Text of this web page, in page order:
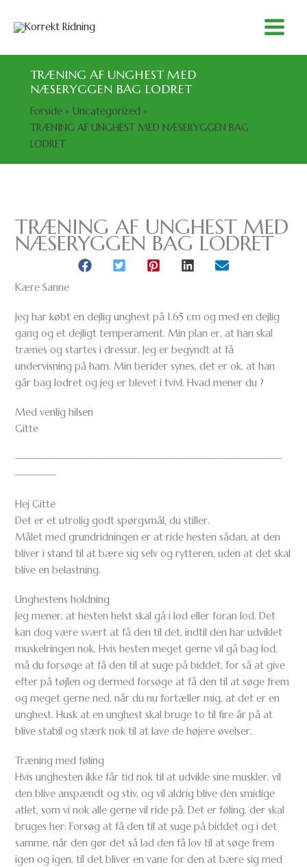
TRÆNING AF UNGHEST MED
NÆSERYGGEN BAG LODRET
Forside
Uncategorized
TRÆNING AF UNGHEST MED NÆSERYGGEN BAG
LODRET
TRÆNING AF UNGHEST MED
NÆSERYGGEN BAG LODRET
Kære Sanne
Jeg har købt en dejlig unghest på 1.65 cm og med en dejlig
gang og et dejligt temperament. Min plan er, at han skal
trænes og startes i dressur. Jeg er begyndt at få
undervisning på ham. Min berider synes, det er ok, at han
går bag lodret og jeg er blevet i tvivl. Hvad mener du ?
Med venlig hilsen
Gitte
——————————————————————————
————
Hej Gitte
Det er et utrolig godt spørgsmål, du stiller.
Målet med grundridningen er at ride hesten sådan, at den
bliver i stand til at bære sig selv og rytteren, uden at det skal
blive en belastning.
Unghestens holdning
Jeg mener, at hesten helst skal gå i lod eller foran lod. Det
kan dog være svært at få den til det, indtil den har udviklet
muskelringen nok. Hvis hesten meget gerne vil gå bag lod,
må du forsøge at få den til at suge på biddet, for så at give
efter på tøjlen og dermed forsøge at få den til at søge frem
og meget gerne ned, når du nu fortæller mig, at det er en
unghest. Husk at en unghest skal bruge to til fire år på at
blive stabil og stærk nok til at lave de højere øvelser.
Træning med føling
Hvis unghesten ikke får tid nok til at udvikle sine muskler, vil
den blive anspændt og stiv, og vil aldrig blive den smidige
atlet, som vi nok alle gerne vil ride på. Det er føling, der skal
bruges her: Forsøg at få den til at suge på biddet og i det
samme, når den gør det så lad den få lov til at søge frem
igen og igen, til det bliver en vane for den at bære sig med